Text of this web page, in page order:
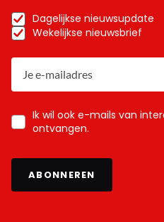
Dagelijkse nieuwsupdate
Wekelijkse nieuwsbrief
Ik wil ook e-mails van
ontvangen.
ABONNEREN